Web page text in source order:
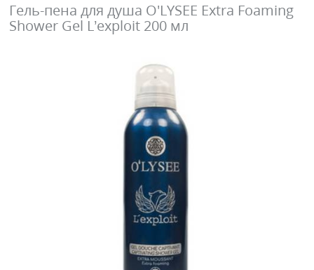
Гель-пена для душа O'LYSEE Extra Foaming
Shower Gel L’exploit 200 мл